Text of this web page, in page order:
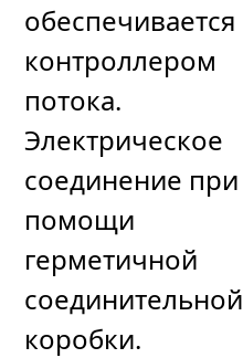
обеспечивается
контроллером
потока.
Электрическое
соединение при
помощи
герметичной
соединительной
коробки.